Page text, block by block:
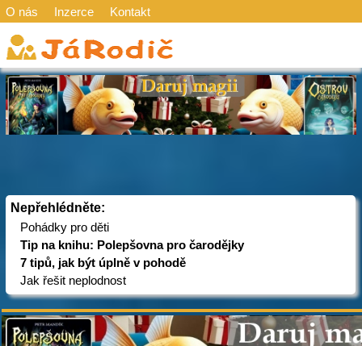
O nás Inzerce Kontakt
Nepřehlédněte:
Pohádky pro děti
Tip na knihu: Polepšovna pro čarodějky
7 tipů, jak být úplně v pohodě
Jak řešit neplodnost